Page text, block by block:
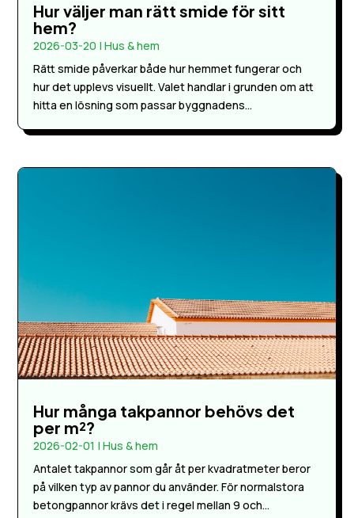
Hur väljer man rätt smide för sitt
hem?
2026-03-20 |Hus & hem
Rätt smide påverkar både hur hemmet fungerar och
hur det upplevs visuellt. Valet handlar i grunden om att
hitta en lösning som passar byggnadens...
Hur många takpannor behövs det
per m²?
2026-02-01 |Hus & hem
Antalet takpannor som går åt per kvadratmeter beror
på vilken typ av pannor du använder. För normalstora
betongpannor krävs det i regel mellan 9 och...